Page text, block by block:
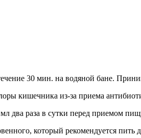
30 мин. на водяной бане.
кишечника из-за приема
два раза в сутки перед приемом
который рекомендуется пить